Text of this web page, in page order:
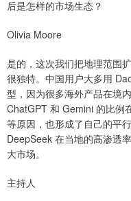
后是怎样的市场生态？
Olivia Moore
是的，这次我们把地理范围
很独特。中国用户大多用
型，因为很多海外产品在境
ChatGPT 和 Gemini 的比例
等原因，也形成了自己的平
DeepSeek 在当地的高渗透
大市场。
主持人